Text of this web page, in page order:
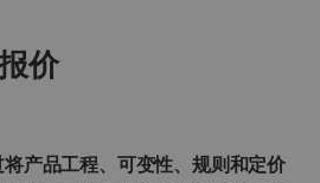
价
将产品工程、可变性、规则和定价